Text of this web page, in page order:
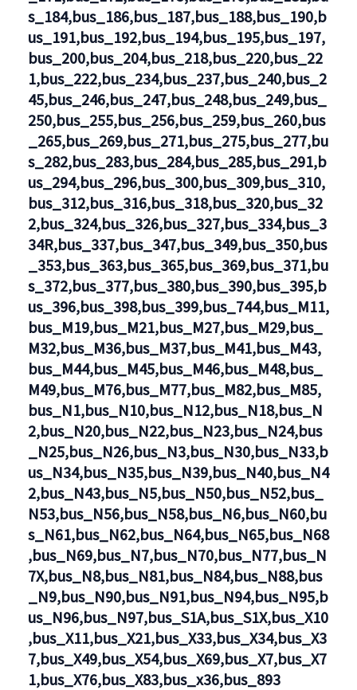
s_184,bus_186,bus_187,bus_188,bus_190,b
us_191,bus_192,bus_194,bus_195,bus_197,
bus_200,bus_204,bus_218,bus_220,bus_22
1,bus_222,bus_234,bus_237,bus_240,bus_2
45,bus_246,bus_247,bus_248,bus_249,bus_
250,bus_255,bus_256,bus_259,bus_260,bus
_265,bus_269,bus_271,bus_275,bus_277,bu
s_282,bus_283,bus_284,bus_285,bus_291,b
us_294,bus_296,bus_300,bus_309,bus_310,
bus_312,bus_316,bus_318,bus_320,bus_32
2,bus_324,bus_326,bus_327,bus_334,bus_3
34R,bus_337,bus_347,bus_349,bus_350,bus
_353,bus_363,bus_365,bus_369,bus_371,bu
s_372,bus_377,bus_380,bus_390,bus_395,b
us_396,bus_398,bus_399,bus_744,bus_M11,
bus_M19,bus_M21,bus_M27,bus_M29,bus_
M32,bus_M36,bus_M37,bus_M41,bus_M43,
bus_M44,bus_M45,bus_M46,bus_M48,bus_
M49,bus_M76,bus_M77,bus_M82,bus_M85,
bus_N1,bus_N10,bus_N12,bus_N18,bus_N
2,bus_N20,bus_N22,bus_N23,bus_N24,bus
_N25,bus_N26,bus_N3,bus_N30,bus_N33,b
us_N34,bus_N35,bus_N39,bus_N40,bus_N4
2,bus_N43,bus_N5,bus_N50,bus_N52,bus_
N53,bus_N56,bus_N58,bus_N6,bus_N60,bu
s_N61,bus_N62,bus_N64,bus_N65,bus_N68
,bus_N69,bus_N7,bus_N70,bus_N77,bus_N
7X,bus_N8,bus_N81,bus_N84,bus_N88,bus
_N9,bus_N90,bus_N91,bus_N94,bus_N95,b
us_N96,bus_N97,bus_S1A,bus_S1X,bus_X10
,bus_X11,bus_X21,bus_X33,bus_X34,bus_X3
7,bus_X49,bus_X54,bus_X69,bus_X7,bus_X7
1,bus_X76,bus_X83,bus_x36,bus_893